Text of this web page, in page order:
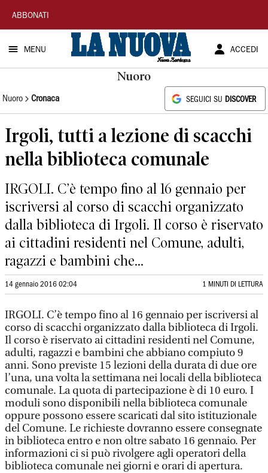
La
Nuova
Sardegna
ABBONATI
MENU ACCEDI
Nuoro
Nuoro Cronaca SEGUICI SU DISCOVER
Irgoli, tutti a lezione di scacchi
nella biblioteca comunale
IRGOLI. C’è tempo fino al 16 gennaio per
iscriversi al corso di scacchi organizzato
dalla biblioteca di Irgoli. Il corso è riservato
ai cittadini residenti nel Comune, adulti,
ragazzi e bambini che...
14 gennaio 2016 02:04 1 MINUTI DI LETTURA
IRGOLI. C’è tempo fino al 16 gennaio per iscriversi al
corso di scacchi organizzato dalla biblioteca di Irgoli.
Il corso è riservato ai cittadini residenti nel Comune,
adulti, ragazzi e bambini che abbiano compiuto 9
anni. Sono previste 15 lezioni della durata di due ore
l’una, una volta la settimana nei locali della biblioteca
comunale. La quota di partecipazione è di 10 euro. I
moduli sono disponibili nella biblioteca comunale
oppure possono essere scaricati dal sito istituzionale
del Comune. Le richieste dovranno essere consegnate
in biblioteca entro e non oltre sabato 16 gennaio. Per
informazioni ci si può rivolgere agli operatori della
biblioteca comunale nei giorni e orari di apertura.